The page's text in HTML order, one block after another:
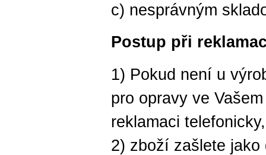
c) nesprávným
Postup při
1) Pokud není u
pro opravy ve
reklamaci
2) zboží zašlete